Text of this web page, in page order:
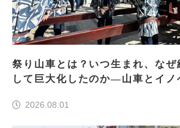
祭り山車とは？いつ生まれ、なぜ
して巨大化したのか―山車とイ
2026.08.01